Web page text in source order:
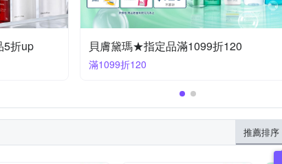
理膚寶水★全館滿1500享84折
滿1500享84折
推薦排序